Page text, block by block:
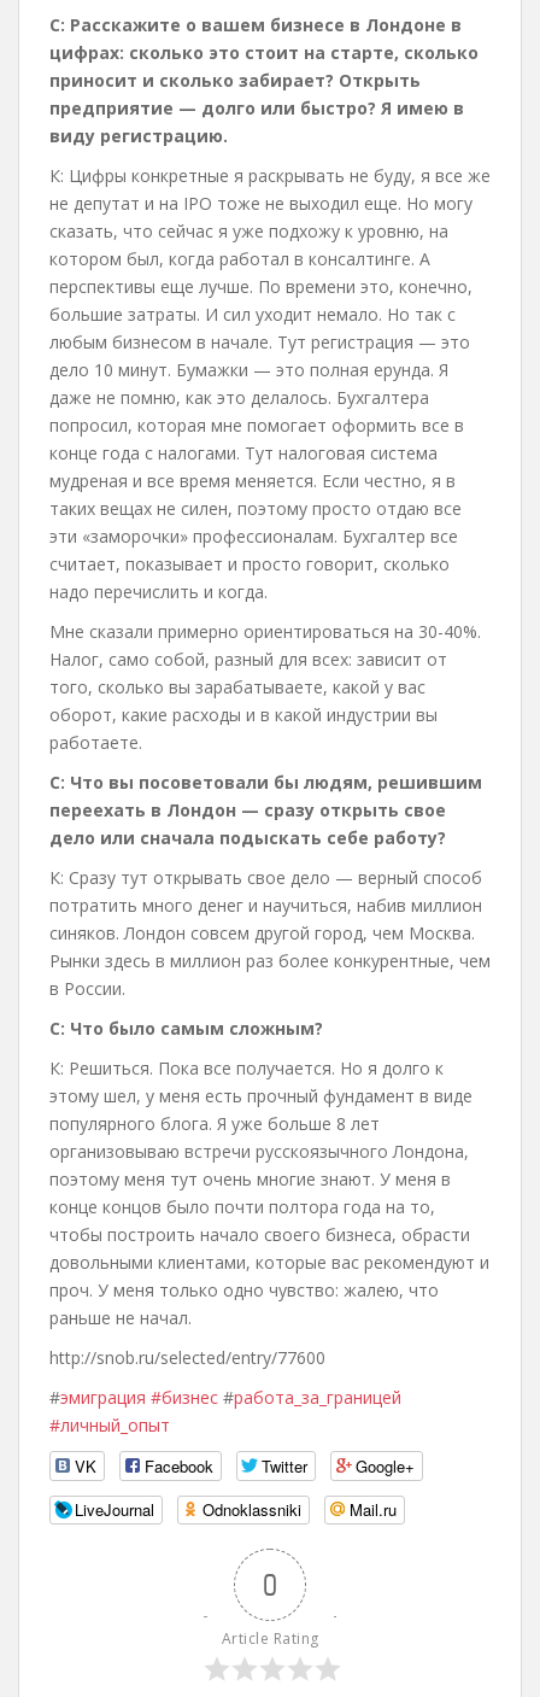
С: Расскажите о вашем бизнесе в Лондоне в
цифрах: сколько это стоит на старте, сколько
приносит и сколько забирает? Открыть
предприятие — долго или быстро? Я имею в
виду регистрацию.
К: Цифры конкретные я раскрывать не буду, я все же
не депутат и на IPO тоже не выходил еще. Но могу
сказать, что сейчас я уже подхожу к уровню, на
котором был, когда работал в консалтинге. А
перспективы еще лучше. По времени это, конечно,
большие затраты. И сил уходит немало. Но так с
любым бизнесом в начале. Тут регистрация — это
дело 10 минут. Бумажки — это полная ерунда. Я
даже не помню, как это делалось. Бухгалтера
попросил, которая мне помогает оформить все в
конце года с налогами. Тут налоговая система
мудреная и все время меняется. Если честно, я в
таких вещах не силен, поэтому просто отдаю все
эти «заморочки» профессионалам. Бухгалтер все
считает, показывает и просто говорит, сколько
надо перечислить и когда.
Мне сказали примерно ориентироваться на 30-40%.
Налог, само собой, разный для всех: зависит от
того, сколько вы зарабатываете, какой у вас
оборот, какие расходы и в какой индустрии вы
работаете.
С: Что вы посоветовали бы людям, решившим
переехать в Лондон — сразу открыть свое
дело или сначала подыскать себе работу?
К: Сразу тут открывать свое дело — верный способ
потратить много денег и научиться, набив миллион
синяков. Лондон совсем другой город, чем Москва.
Рынки здесь в миллион раз более конкурентные, чем
в России.
С: Что было самым сложным?
К: Решиться. Пока все получается. Но я долго к
этому шел, у меня есть прочный фундамент в виде
популярного блога. Я уже больше 8 лет
организовываю встречи русскоязычного Лондона,
поэтому меня тут очень многие знают. У меня в
конце концов было почти полтора года на то,
чтобы построить начало своего бизнеса, обрасти
довольными клиентами, которые вас рекомендуют и
проч. У меня только одно чувство: жалею, что
раньше не начал.
http://snob.ru/selected/entry/77600
#эмиграция #бизнес #работа_за_границей
#личный_опыт
VK
Facebook Twitter
Google+
LiveJournal
Odnoklassniki Mail.ru
0
Article Rating